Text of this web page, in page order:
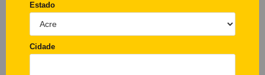
Estado
Cidade